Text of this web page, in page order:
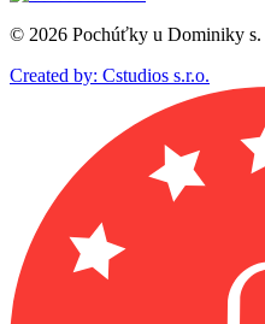
© 2026 Pochúťky u Dominiky s.
Created by: Cstudios s.r.o.